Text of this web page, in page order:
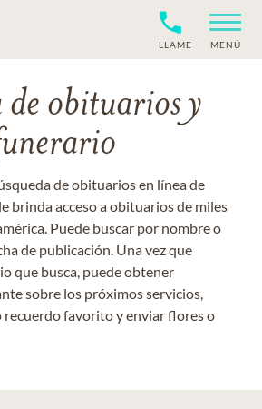
LLAME MENÚ
de obituarios y
de obituarios en línea de
brinda acceso a obituarios de miles
Puede buscar por nombre o
de publicación. Una vez que
que busca, puede obtener
sobre los próximos servicios,
favorito y enviar flores o